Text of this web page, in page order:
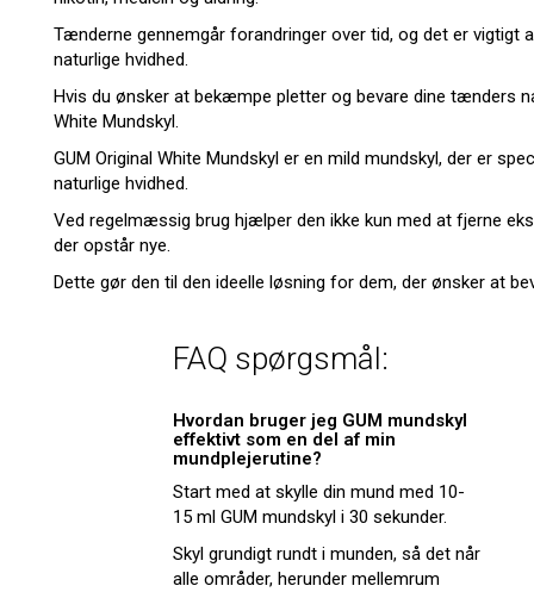
Tænderne gennemgår forandringer over tid, og det er vigtigt
naturlige hvidhed.
Hvis du ønsker at bekæmpe pletter og bevare dine tænders
White Mundskyl.
GUM Original White Mundskyl er en mild mundskyl, der er
naturlige hvidhed.
Ved regelmæssig brug hjælper den ikke kun med at fjerne
der opstår nye.
Dette gør den til den ideelle løsning for dem, der ønsker at
FAQ spørgsmål:
Hvordan bruger jeg GUM mundskyl
effektivt som en del af min
mundplejerutine?
Start med at skylle din mund med 10-
15 ml GUM mundskyl i 30 sekunder.
Skyl grundigt rundt i munden, så det når
alle områder, herunder mellemrum